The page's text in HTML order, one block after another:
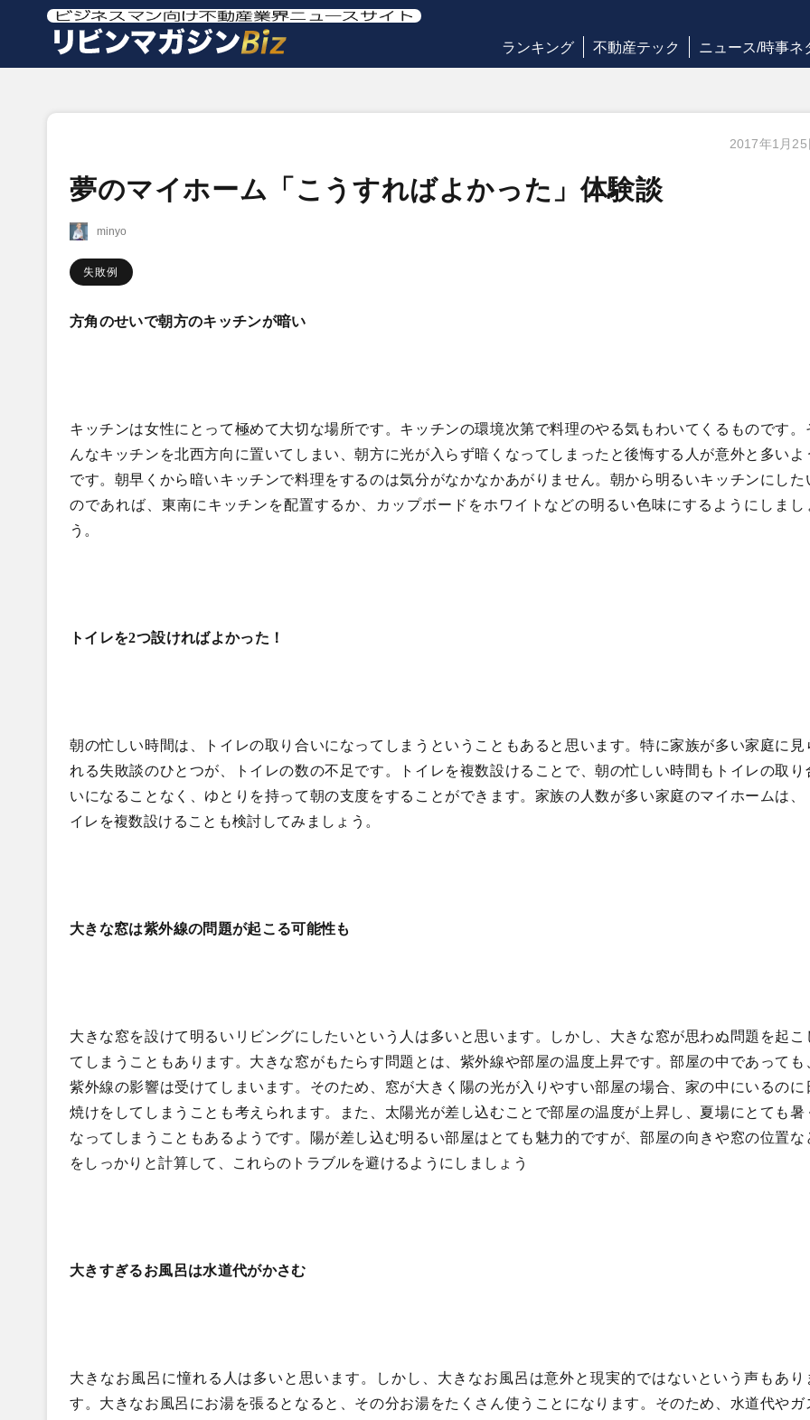
ランキング 不動産テック ニュース/時事ネ
2017年1月25
夢のマイホーム「こうすればよかった」体験談
minyo
失敗例
方角のせいで朝方のキッチンが暗い
キッチンは女性にとって極めて大切な場所です。キッチンの環境次第で料理のやる気もわいてくるものです。
んなキッチンを北西方向に置いてしまい、朝方に光が入らず暗くなってしまったと後悔する人が意外と多いよ
です。朝早くから暗いキッチンで料理をするのは気分がなかなかあがりません。朝から明るいキッチンにした
のであれば、東南にキッチンを配置するか、カップボードをホワイトなどの明るい色味にするようにしまし
う。
トイレを2つ設ければよかった！
朝の忙しい時間は、トイレの取り合いになってしまうということもあると思います。特に家族が多い家庭に見
れる失敗談のひとつが、トイレの数の不足です。トイレを複数設けることで、朝の忙しい時間もトイレの取り
いになることなく、ゆとりを持って朝の支度をすることができます。家族の人数が多い家庭のマイホームは、
イレを複数設けることも検討してみましょう。
大きな窓は紫外線の問題が起こる可能性も
大きな窓を設けて明るいリビングにしたいという人は多いと思います。しかし、大きな窓が思わぬ問題を起こ
てしまうこともあります。大きな窓がもたらす問題とは、紫外線や部屋の温度上昇です。部屋の中であっても
紫外線の影響は受けてしまいます。そのため、窓が大きく陽の光が入りやすい部屋の場合、家の中にいるのに
焼けをしてしまうことも考えられます。また、太陽光が差し込むことで部屋の温度が上昇し、夏場にとても暑
なってしまうこともあるようです。陽が差し込む明るい部屋はとても魅力的ですが、部屋の向きや窓の位置な
をしっかりと計算して、これらのトラブルを避けるようにしましょう
大きすぎるお風呂は水道代がかさむ
大きなお風呂に憧れる人は多いと思います。しかし、大きなお風呂は意外と現実的ではないという声もあり
す。大きなお風呂にお湯を張るとなると、その分お湯をたくさん使うことになります。そのため、水道代やガ